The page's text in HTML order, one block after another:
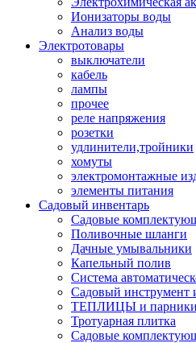
Ионизаторы воды
Анализ воды
Электротовары
выключатели
кабель
лампы
прочее
реле напряжения
розетки
удлинители,тройники
хомуты
электромонтажные
элементы питания
Садовый инвентарь
Садовые
Поливочные шланги
Дачные умывальники
Капельный полив
Система
Садовый инструмент
ТЕПЛИЦЫ и парники
Тротуарная плитка
Садовые